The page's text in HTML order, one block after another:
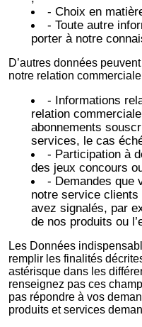
- Choix en
- Toute autre
porter à notre
D’autres données
notre relation
- Informations
relation
abonnements
services, le cas
- Participation à
des jeux concours
- Demandes que
notre service
avez signalés, par
de nos produits ou
Les Données
remplir les finalités
astérisque dans les
renseignez pas ces
pas répondre à vos
produits et services